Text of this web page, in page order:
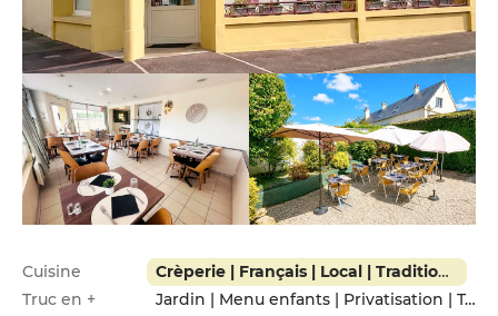
Infos pratiques
Cuisine
Crèperie | Français | Local | Traditionnel
Truc en +
Jardin | Menu enfants | Privatisation | Terrasse